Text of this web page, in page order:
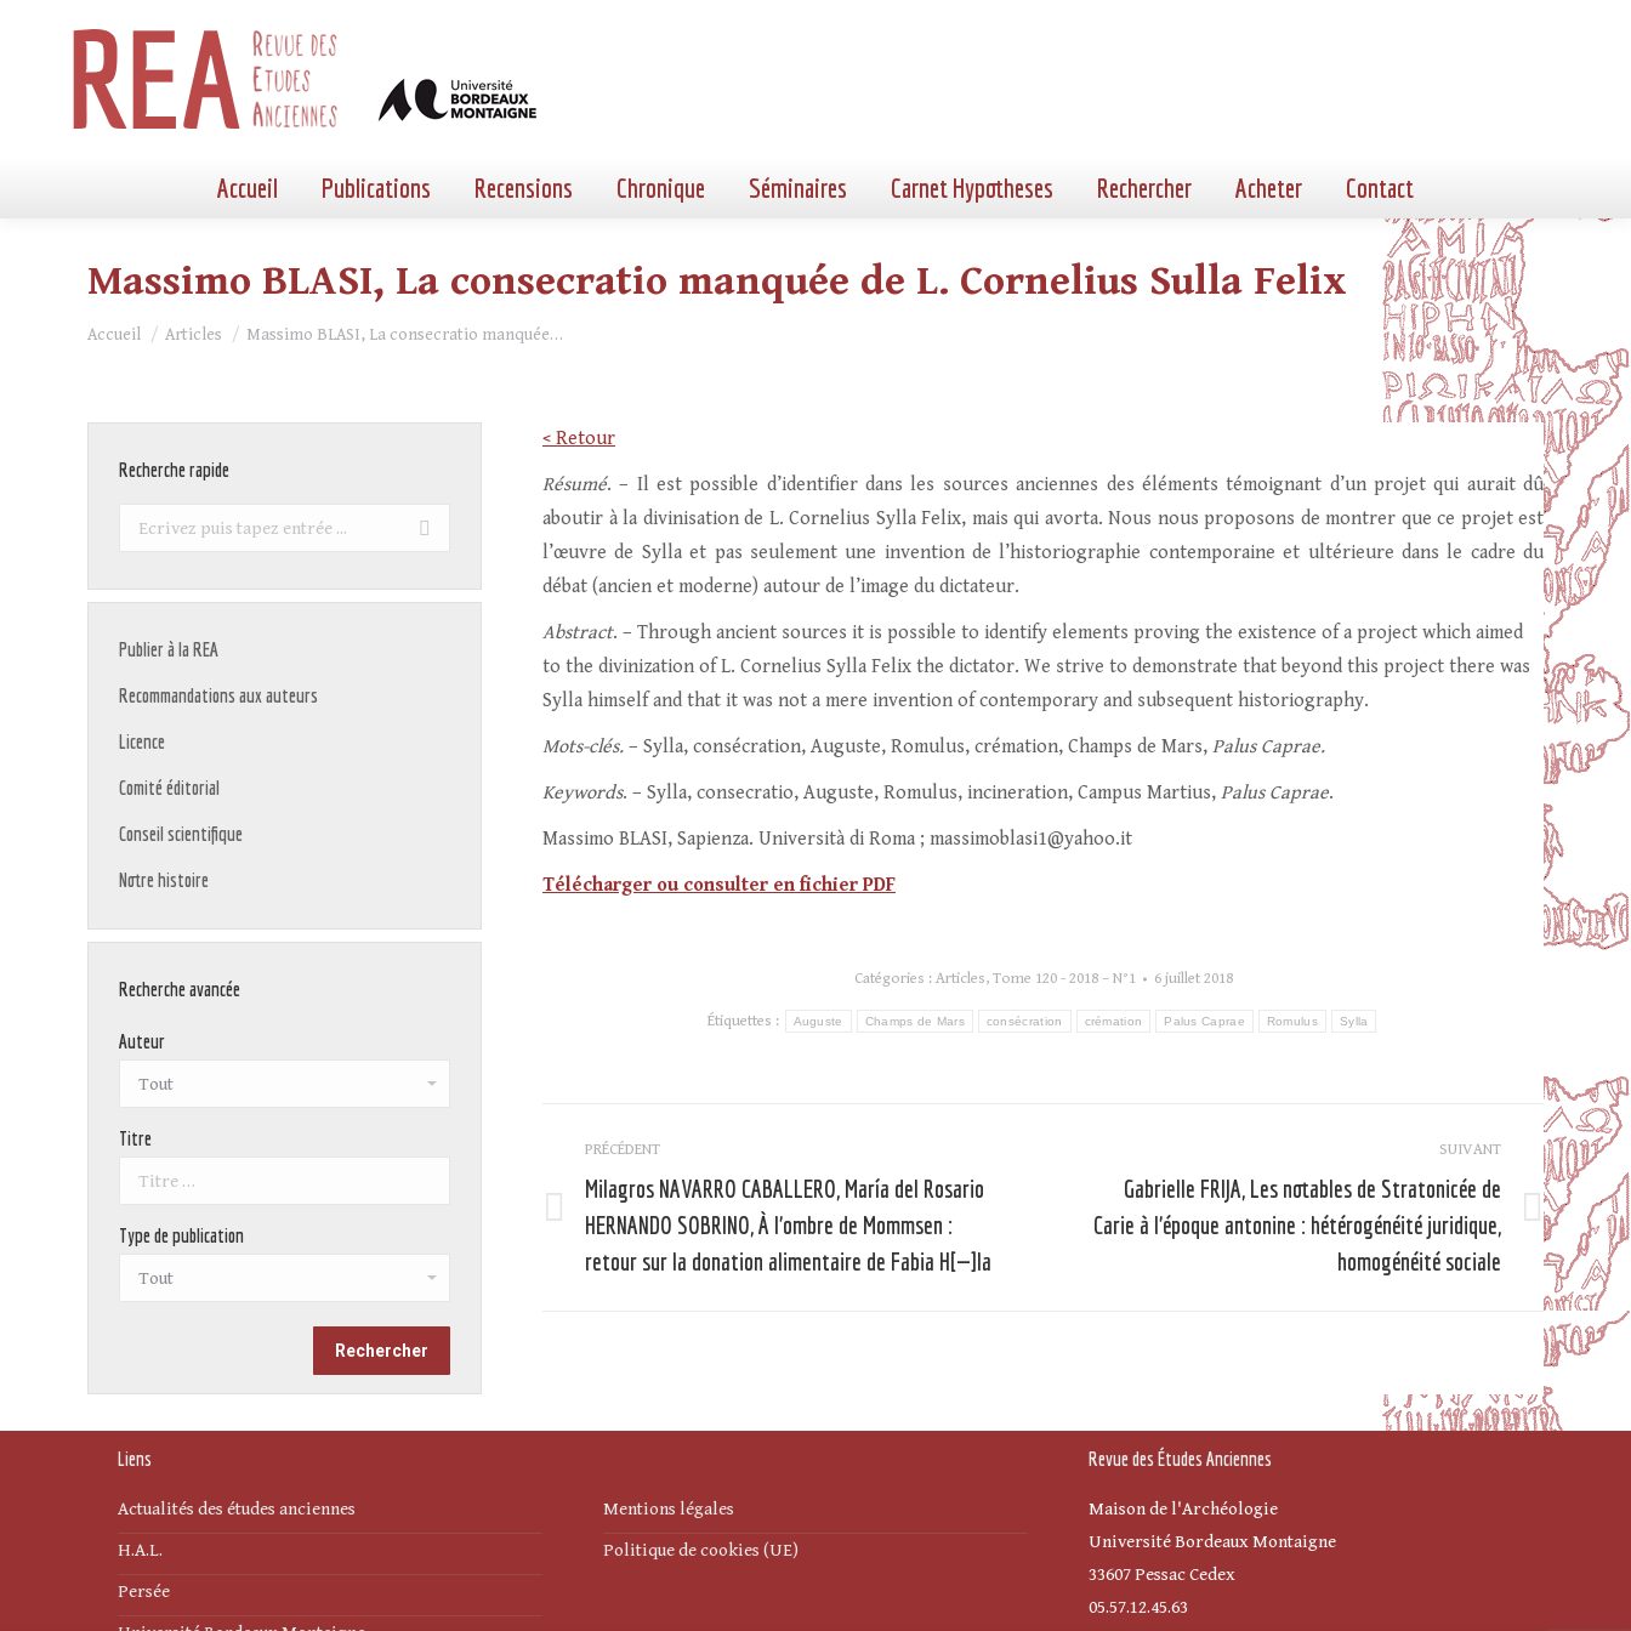
Accueil Publications Recensions Chronique Séminaires Carnet Hypotheses Rechercher Acheter Contact
Massimo BLASI, La consecratio manquée de L. Cornelius Sulla Felix
Vous êtes ici :
Accueil Articles Massimo BLASI, La consecratio manquée…
< Retour
Résumé. – Il est possible d’identifier dans les sources anciennes des éléments témoignant d’un projet qui aurait dû
aboutir à la divinisation de L. Cornelius Sylla Felix, mais qui avorta. Nous nous proposons de montrer que ce projet est
l’œuvre de Sylla et pas seulement une invention de l’historiographie contemporaine et ultérieure dans le cadre du
débat (ancien et moderne) autour de l’image du dictateur.
Abstract. – Through ancient sources it is possible to identify elements proving the existence of a project which aimed
to the divinization of L. Cornelius Sylla Felix the dictator. We strive to demonstrate that beyond this project there was
Sylla himself and that it was not a mere invention of contemporary and subsequent historiography.
Mots-clés. – Sylla, consécration, Auguste, Romulus, crémation, Champs de Mars, Palus Caprae.
Keywords. – Sylla, consecratio, Auguste, Romulus, incineration, Campus Martius, Palus Caprae.
Massimo BLASI, Sapienza. Università di Roma ; massimoblasi1@yahoo.it
Télécharger ou consulter en fichier PDF
Catégories : Articles, Tome 120 - 2018 – N°1 6 juillet 2018
Étiquettes : Auguste Champs de Mars consécration crémation Palus Caprae Romulus Sylla
Navigation
article
PRÉCÉDENT
Article
précédent
Milagros NAVARRO CABALLERO, María del Rosario
HERNANDO SOBRINO, À l’ombre de Mommsen :
retour sur la donation alimentaire de Fabia H[—]la
SUIVANT
Article
Gabrielle FRIJA, Les notables de Stratonicée de
Carie à l’époque antonine : hétérogénéité juridique,
homogénéité sociale
Recherche rapide
Recherche
Publier à la REA
Recommandations aux auteurs
Licence
Comité éditorial
Conseil scientifique
Notre histoire
Recherche avancée
Auteur
Titre
Type de publication
Liens
Actualités des études anciennes
H.A.L.
Persée
Mentions légales
Politique de cookies (UE)
Revue des Études Anciennes
Maison de l'Archéologie
Université Bordeaux Montaigne
33607 Pessac Cedex
05.57.12.45.63